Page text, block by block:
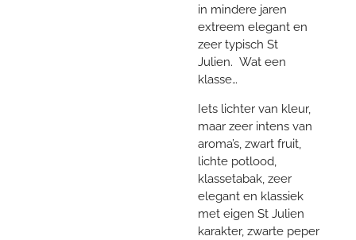
in mindere jaren
extreem elegant en
zeer typisch St
Julien. Wat een
klasse…
Iets lichter van kleur,
maar zeer intens van
aroma’s, zwart fruit,
lichte potlood,
klassetabak, zeer
elegant en klassiek
met eigen St Julien
karakter, zwarte peper